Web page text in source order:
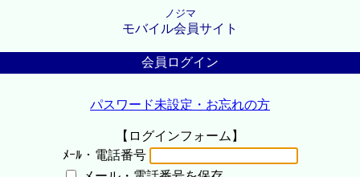
ノジマ
モバイル会員サイト
会員ログイン
パスワード未設定・お忘れの方
【ログインフォーム】
ﾒｰﾙ・電話番号